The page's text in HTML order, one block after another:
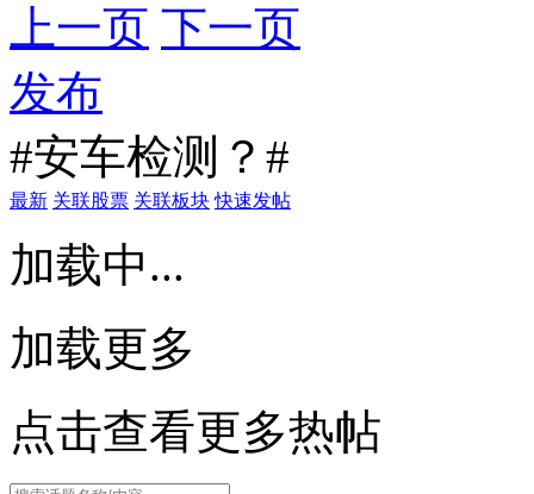
上一页 下一页
发布
#安车检测？#
最新 关联股票 关联板块 快速发帖
加载中...
加载更多
点击查看更多热帖